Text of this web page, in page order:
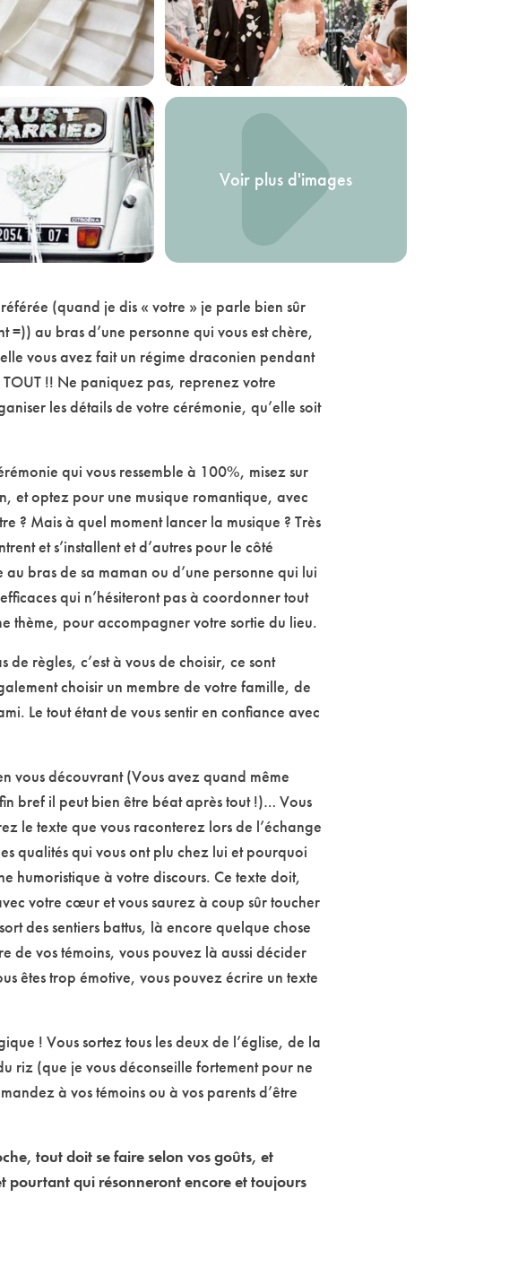
Voir plus d'images
(quand je dis « votre » je parle bien sûr
au bras d’une personne qui vous est chère,
vous avez fait un régime draconien pendant
!! Ne paniquez pas, reprenez votre
les détails de votre cérémonie, qu’elle soit
qui vous ressemble à 100%, misez sur
et optez pour une musique romantique, avec
? Mais à quel moment lancer la musique ? Très
et s’installent et d’autres pour le côté
bras de sa maman ou d’une personne qui lui
qui n’hésiteront pas à coordonner tout
thème, pour accompagner votre sortie du lieu.
règles, c’est à vous de choisir, ce sont
choisir un membre de votre famille, de
Le tout étant de vous sentir en confiance avec
vous découvrant (Vous avez quand même
bref il peut bien être béat après tout !)… Vous
le texte que vous raconterez lors de l’échange
qualités qui vous ont plu chez lui et pourquoi
humoristique à votre discours. Ce texte doit,
votre cœur et vous saurez à coup sûr toucher
des sentiers battus, là encore quelque chose
de vos témoins, vous pouvez là aussi décider
êtes trop émotive, vous pouvez écrire un texte
! Vous sortez tous les deux de l’église, de la
riz (que je vous déconseille fortement pour ne
à vos témoins ou à vos parents d’être
tout doit se faire selon vos goûts, et
pourtant qui résonneront encore et toujours